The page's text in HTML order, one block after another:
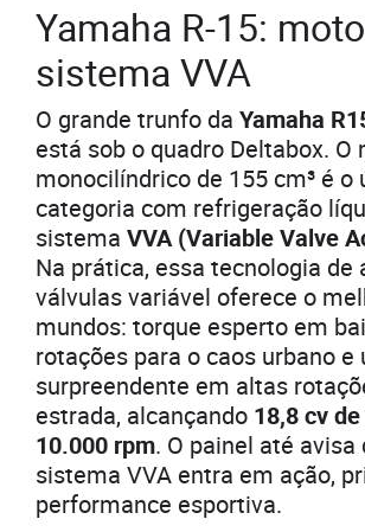
Yamaha R-15:
sistema VVA
O grande trunfo da Yamaha
está sob o quadro Deltabox. O
monocilíndrico de 155 cm³ é o
categoria com refrigeração
sistema VVA (Variable Valve
Na prática, essa tecnologia de
válvulas variável oferece o
mundos: torque esperto em
rotações para o caos urbano e
surpreendente em altas
estrada, alcançando 18,8 cv
10.000 rpm. O painel até avisa
sistema VVA entra em ação,
performance esportiva.